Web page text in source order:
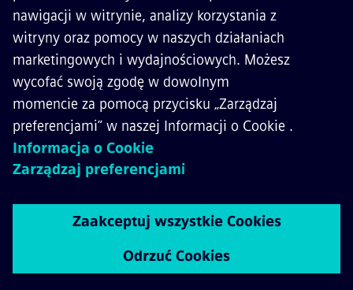
KARIERA
Siemens Mobility 2026
Polityka prywatności
Polityka cookies